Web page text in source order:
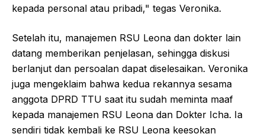
kepada personal atau pribadi," tegas Veronika.
Setelah itu, manajemen RSU Leona dan dokter lain
datang memberikan penjelasan, sehingga diskusi
berlanjut dan persoalan dapat diselesaikan. Veronika
juga mengeklaim bahwa kedua rekannya sesama
anggota DPRD TTU saat itu sudah meminta maaf
kepada manajemen RSU Leona dan Dokter Icha. Ia
sendiri tidak kembali ke RSU Leona keesokan